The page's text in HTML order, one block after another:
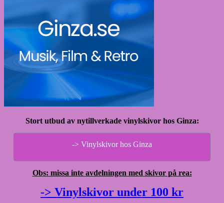
Stort utbud av nytillverkade vinylskivor hos Ginza:
-> Vinylskivor hos Ginza
Obs: missa inte avdelningen med skivor på rea:
-> Vinylskivor under 100 kr